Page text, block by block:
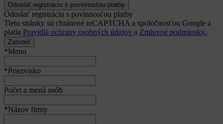
Odoslať registráciu s povinnosťou platby
Tieto stránky sú chránené reCAPTCHA a spoločnosťou Google a
platia Pravidlá ochrany osobných údajov a Zmluvné podmienky..
Zatvoriť
*Meno
*Priezvisko
Počet a mená osôb
*Názov firmy